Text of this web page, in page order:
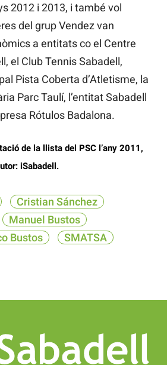
2012 i 2013, i també vol
del grup Vendez van
a entitats co el Centre
el Club Tennis Sabadell,
Pista Coberta d’Atletisme, la
Parc Taulí, l’entitat Sabadell
Rótulos Badalona.
de la llista del PSC l’any 2011,
iSabadell.
Cristian Sánchez
Manuel Bustos
Bustos SMATSA